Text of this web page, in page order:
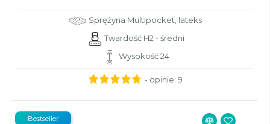
Sprężyna Multipocket, lateks
Twardość H2 - średni
Wysokość 24
- opinie: 9
Bestseller